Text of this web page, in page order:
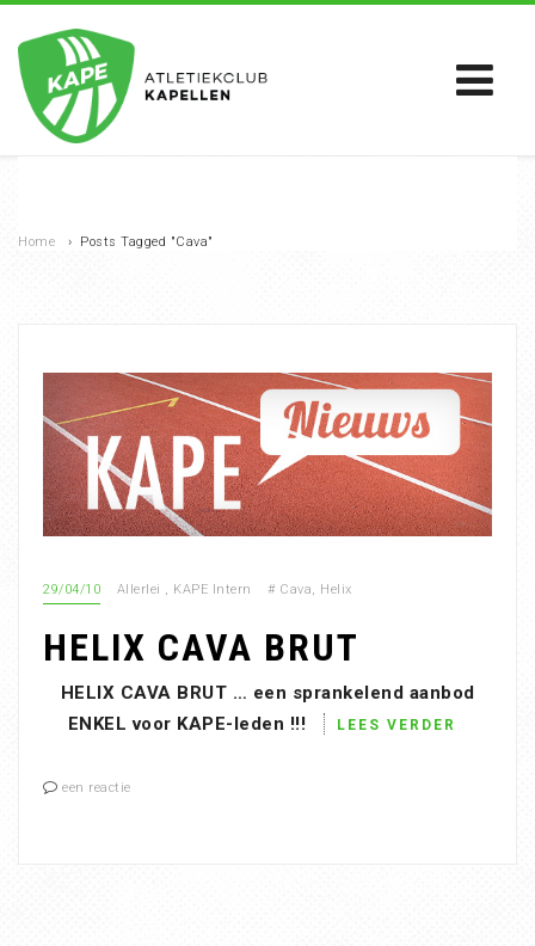
Home › Posts Tagged "Cava"
29/04/10 Allerlei , KAPE Intern # Cava, Helix
HELIX CAVA BRUT
HELIX CAVA BRUT … een sprankelend aanbod
ENKEL voor KAPE-leden !!!
LEES VERDER
een reactie